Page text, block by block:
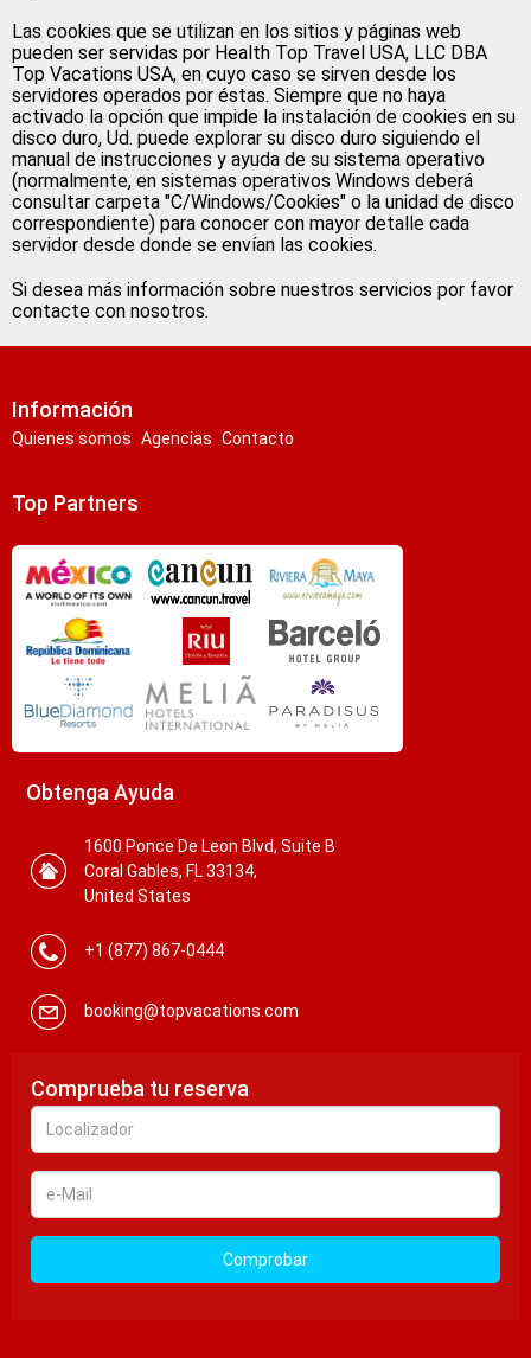
Las cookies que se utilizan en los sitios y páginas web
pueden ser servidas por Health Top Travel USA, LLC DBA
Top Vacations USA, en cuyo caso se sirven desde los
servidores operados por éstas. Siempre que no haya
activado la opción que impide la instalación de cookies en su
disco duro, Ud. puede explorar su disco duro siguiendo el
manual de instrucciones y ayuda de su sistema operativo
(normalmente, en sistemas operativos Windows deberá
consultar carpeta "C/Windows/Cookies" o la unidad de disco
correspondiente) para conocer con mayor detalle cada
servidor desde donde se envían las cookies.
Si desea más información sobre nuestros servicios por favor
contacte con nosotros.
Información
Quienes somos Agencias Contacto
Top Partners
Obtenga Ayuda
1600 Ponce De Leon Blvd, Suite B
Coral Gables, FL 33134,
United States
+1 (877) 867-0444
booking@topvacations.com
Comprueba tu reserva
Localizador
e-
Mail
Comprobar